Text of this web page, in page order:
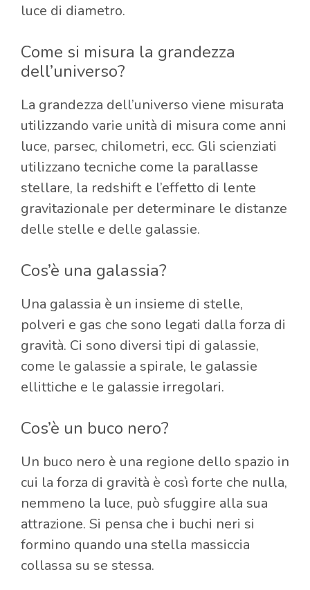
luce di diametro.
Come si misura la grandezza
dell’universo?
La grandezza dell’universo viene misurata
utilizzando varie unità di misura come anni
luce, parsec, chilometri, ecc. Gli scienziati
utilizzano tecniche come la parallasse
stellare, la redshift e l’effetto di lente
gravitazionale per determinare le distanze
delle stelle e delle galassie.
Cos’è una galassia?
Una galassia è un insieme di stelle,
polveri e gas che sono legati dalla forza di
gravità. Ci sono diversi tipi di galassie,
come le galassie a spirale, le galassie
ellittiche e le galassie irregolari.
Cos’è un buco nero?
Un buco nero è una regione dello spazio in
cui la forza di gravità è così forte che nulla,
nemmeno la luce, può sfuggire alla sua
attrazione. Si pensa che i buchi neri si
formino quando una stella massiccia
collassa su se stessa.